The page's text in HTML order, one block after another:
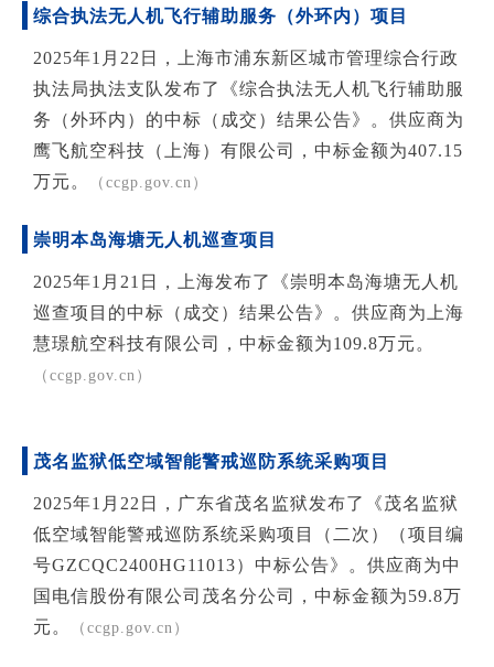
综合执法无人机飞行辅助服务（外环内）项目
2025年1月22日，上海市浦东新区城市管理综合行政
执法局执法支队发布了《综合执法无人机飞行辅助服
务（外环内）的中标（成交）结果公告》。供应商为
鹰飞航空科技（上海）有限公司，中标金额为407.15
万元。
（ccgp.gov.cn）
崇明本岛海塘无人机巡查项目
2025年1月21日，上海发布了《崇明本岛海塘无人机
巡查项目的中标（成交）结果公告》。供应商为上海
慧璟航空科技有限公司，中标金额为109.8万元。
（ccgp.gov.cn）
茂名监狱低空域智能警戒巡防系统采购项目
2025年1月22日，广东省茂名监狱发布了《茂名监狱
低空域智能警戒巡防系统采购项目（二次）（项目编
号GZCQC2400HG11013）中标公告》。供应商为中
国电信股份有限公司茂名分公司，中标金额为59.8万
元。
（ccgp.gov.cn）